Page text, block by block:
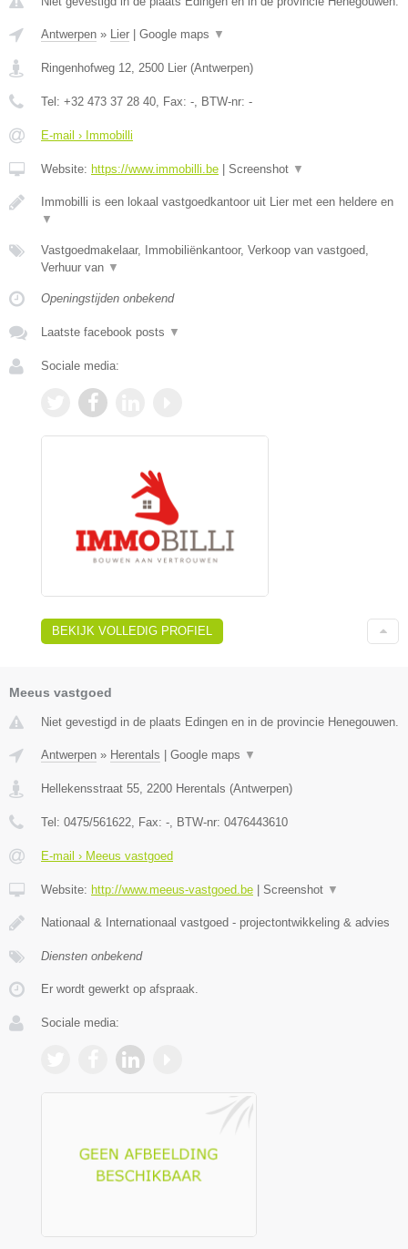
Antwerpen » Lier Google maps ▼
Ringenhofweg 12, 2500 Lier (Antwerpen)
Tel: +32 473 37 28 40, Fax: -, BTW-nr: -
E-mail › Immobilli
Website: https://www.immobilli.be Screenshot ▼
Immobilli is een lokaal vastgoedkantoor uit Lier met een heldere en
▼
Vastgoedmakelaar, Immobiliënkantoor, Verkoop van vastgoed,
Verhuur van ▼
Openingstijden onbekend
Laatste facebook posts ▼
Sociale media:
BEKIJK VOLLEDIG PROFIEL
Meeus vastgoed
Niet gevestigd in de plaats Edingen en in de provincie Henegouwen.
Antwerpen » Herentals Google maps ▼
Hellekensstraat 55, 2200 Herentals (Antwerpen)
Tel: 0475/561622, Fax: -, BTW-nr: 0476443610
E-mail › Meeus vastgoed
Website: http://www.meeus-vastgoed.be Screenshot ▼
Nationaal & Internationaal vastgoed - projectontwikkeling & advies
Diensten onbekend
Er wordt gewerkt op afspraak.
Sociale media: